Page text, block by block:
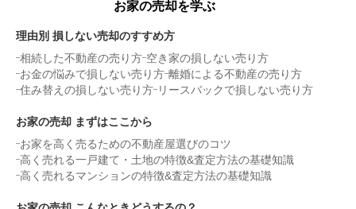
お家の売却を学ぶ
理由別 損しない売却のすすめ方
相続した不動産の売り方 空き家の損しない売り方
お金の悩みで損しない売り方 離婚による不動産の売り方
住み替えの損しない売り方 リースバックで損しない売り方
お家の売却 まずはここから
お家を高く売るための不動産屋選びのコツ
高く売れる一戸建て・土地の特徴&査定方法の基礎知識
高く売れるマンションの特徴&査定方法の基礎知識